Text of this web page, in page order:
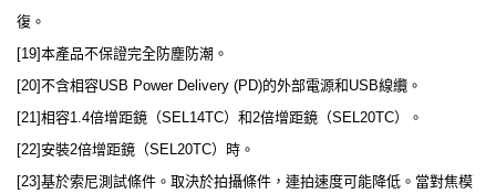
復。
[19]本產品不保證完全防塵防潮。
[20]不含相容USB Power Delivery (PD)的外部電源和USB線纜。
[21]相容1.4倍增距鏡（SEL14TC）和2倍增距鏡（SEL20TC）。
[22]安裝2倍增距鏡（SEL20TC）時。
[23]基於索尼測試條件。取決於拍攝條件，連拍速度可能降低。當對焦模